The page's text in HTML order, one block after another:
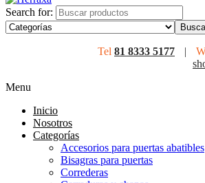
Search for:
Tel 81 8333 5177 |
Menu
Inicio
Nosotros
Categorías
Accesorios para puertas abatibles
Bisagras para puertas
Correderas